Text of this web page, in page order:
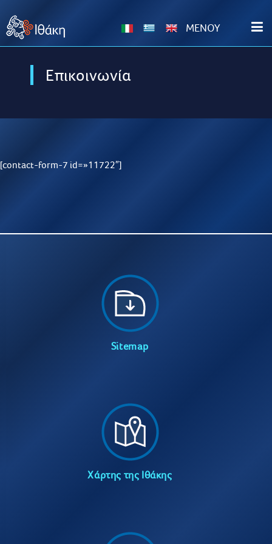
Επικοινωνία
[contact-form-7 id=»11722″]
Sitemap
Χάρτης της Ιθάκης
MENOY